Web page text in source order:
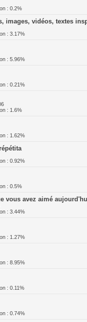
: 0.2%
images, vidéos, textes
: 3.17%
: 5.96%
: 0.21%
: 1.6%
: 1.62%
: 0.92%
: 0.5%
vous avez aimé
: 3.44%
: 1.27%
: 8.95%
: 0.11%
: 0.74%